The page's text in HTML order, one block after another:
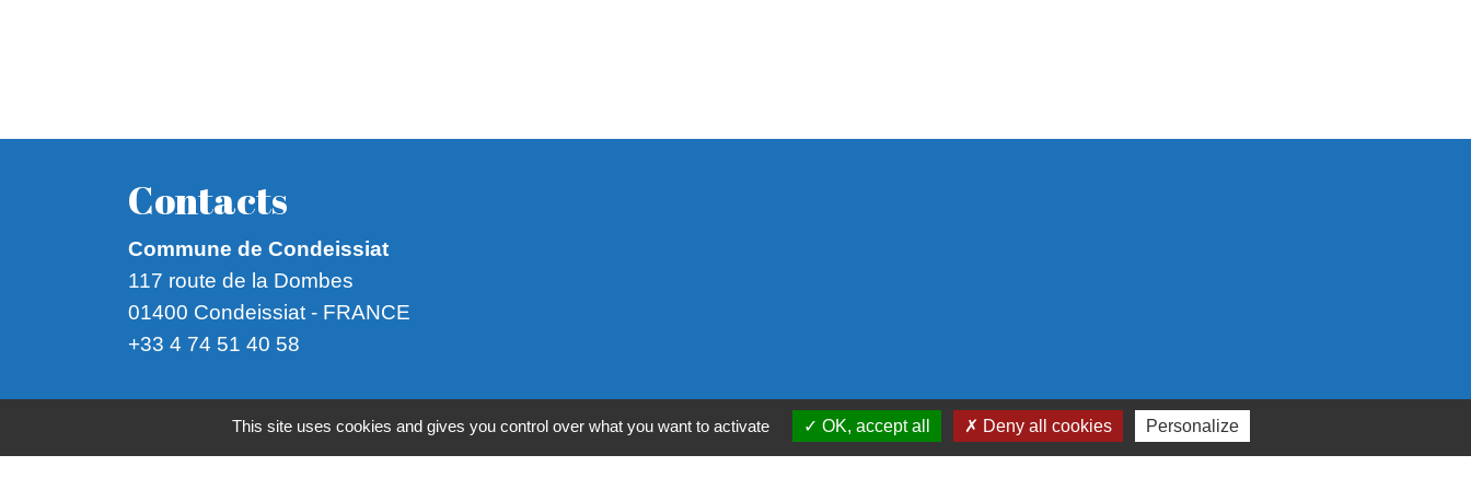
Contacts
Commune de Condeissiat
117 route de la Dombes
01400 Condeissiat - FRANCE
+33 4 74 51 40 58
Mentions légales - Politique de confidentialité - Accessibilité - Plan du site - Gestion des cookies
This site uses cookies and gives you control over what you want to activate OK, accept all Deny all cookies Personalize